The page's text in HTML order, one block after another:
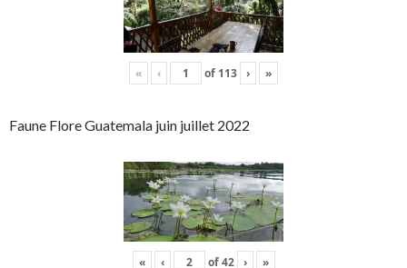
« ‹ of 113 › »
Faune Flore Guatemala juin juillet 2022
« ‹ of42 › »